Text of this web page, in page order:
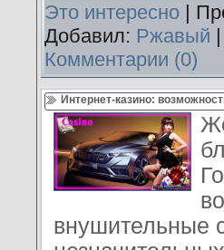
Это интересно|
Добавил: Ржавый
Комментарии (0)
Интернет-казино:
внушительные